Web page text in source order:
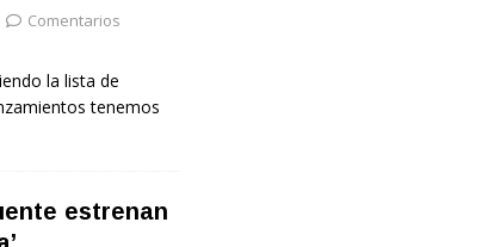
Comentarios
la lista de
tenemos
estrenan